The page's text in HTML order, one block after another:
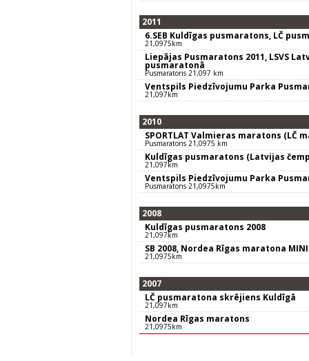
2011
6.SEB Kuldīgas pusmaratons, LČ
21,0975km
Liepājas Pusmaratons 2011, LSVS
pusmaratonā
Pusmaratons 21,097 km
Ventspils Piedzīvojumu Parka
21,097km
2010
SPORTLAT Valmieras maratons (LČ
Pusmaratons 21,0975 km
Kuldīgas pusmaratons (Latvijas
21,097km
Ventspils Piedzīvojumu Parka
Pusmaratons 21,0975km
2008
Kuldīgas pusmaratons 2008
21,097km
SB 2008, Nordea Rīgas maratona
21,0975km
2007
LČ pusmaratona skrējiens Kuldīgā
21,097km
Nordea Rīgas maratons
21,0975km